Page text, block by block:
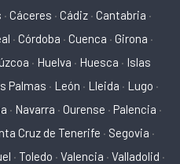
· Cáceres · Cádiz · Cantabria ·
· Córdoba · Cuenca · Girona ·
· Huelva · Huesca · Islas
Palmas · León · Lleida · Lugo ·
· Navarra · Ourense · Palencia ·
Cruz de Tenerife · Segovia ·
· Toledo · Valencia · Valladolid ·